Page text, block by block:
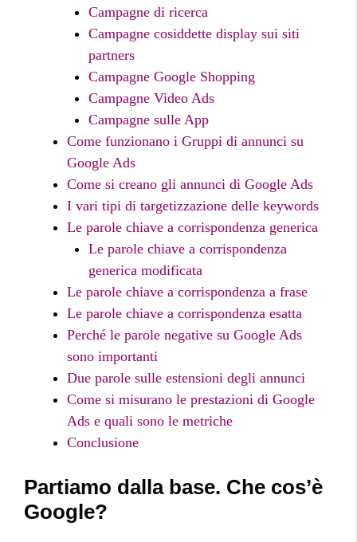
Campagne di ricerca
Campagne cosiddette display sui siti
partners
Campagne Google Shopping
Campagne Video Ads
Campagne sulle App
Come funzionano i Gruppi di annunci su
Google Ads
Come si creano gli annunci di Google Ads
I vari tipi di targetizzazione delle keywords
Le parole chiave a corrispondenza generica
Le parole chiave a corrispondenza
generica modificata
Le parole chiave a corrispondenza a frase
Le parole chiave a corrispondenza esatta
Perché le parole negative su Google Ads
sono importanti
Due parole sulle estensioni degli annunci
Come si misurano le prestazioni di Google
Ads e quali sono le metriche
Conclusione
Partiamo dalla base. Che cos’è
Google?